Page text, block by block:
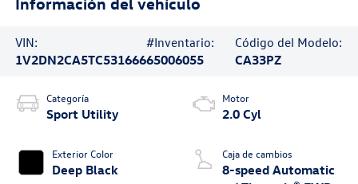
VIN:
1V2DN2CA5TC531666
#Inventario:
65006055
Código del Modelo:
CA33PZ
Categoría
Sport Utility
Exterior Color
Deep Black
Motor
2.0 Cyl
Caja de cambios
8-speed Automatic